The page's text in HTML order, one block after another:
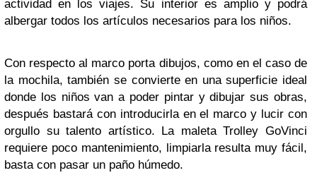
actividad en los viajes. Su interior es amplio y podrá
albergar todos los artículos necesarios para los niños.
Con respecto al marco porta dibujos, como en el caso de
la mochila, también se convierte en una superficie ideal
donde los niños van a poder pintar y dibujar sus obras,
después bastará con introducirla en el marco y lucir con
orgullo su talento artístico. La maleta Trolley GoVinci
requiere poco mantenimiento, limpiarla resulta muy fácil,
basta con pasar un paño húmedo.